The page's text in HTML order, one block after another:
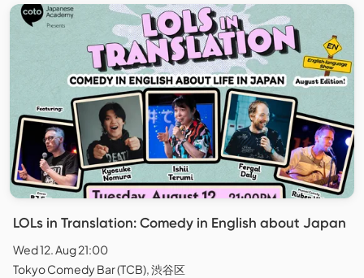
LOLs in Translation: Comedy in English about Japan
Wed 12. Aug 21:00
Tokyo Comedy Bar (TCB), 渋谷区